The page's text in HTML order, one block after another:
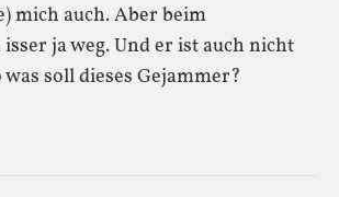
mich auch. Aber beim
ja weg. Und er ist auch nicht
soll dieses Gejammer?